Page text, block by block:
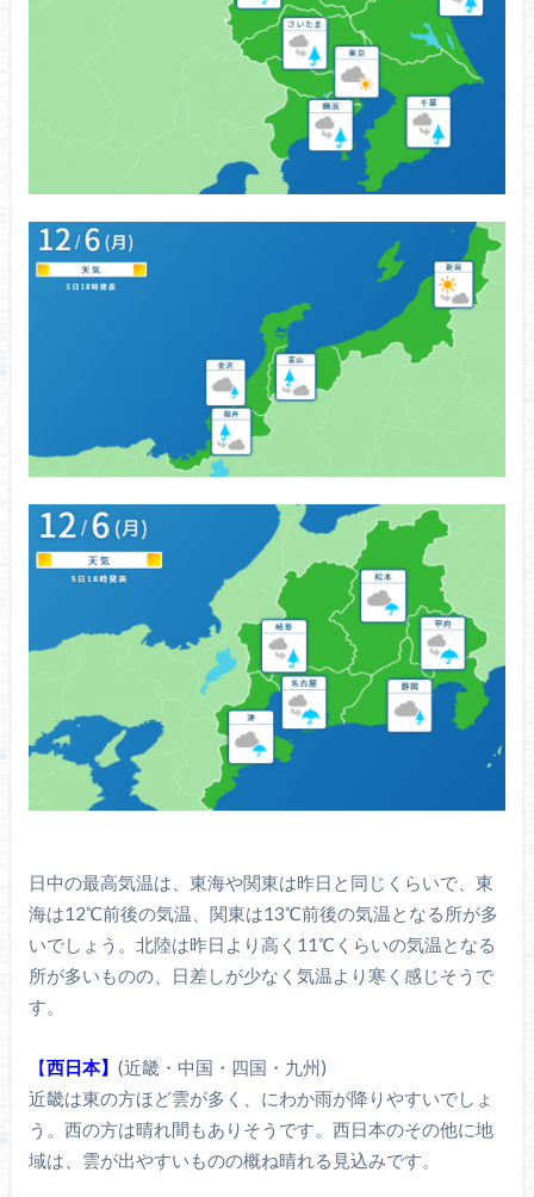
日中の最高気温は、東海や関東は昨日と同じくらいで、東
海は12℃前後の気温、関東は13℃前後の気温となる所が多
いでしょう。北陸は昨日より高く11℃くらいの気温となる
所が多いものの、日差しが少なく気温より寒く感じそうで
す。
【西日本】 (近畿・中国・四国・九州)
近畿は東の方ほど雲が多く、にわか雨が降りやすいでしょ
う。西の方は晴れ間もありそうです。西日本のその他に地
域は、雲が出やすいものの概ね晴れる見込みです。